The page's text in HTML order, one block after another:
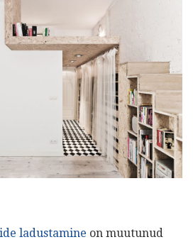
ladustamine on muutunud